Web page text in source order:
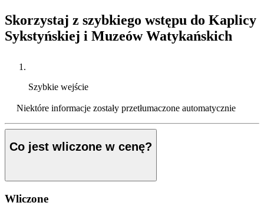
Skorzystaj z szybkiego wstępu do Kaplicy
Sykstyńskiej i Muzeów Watykańskich
Szybkie wejście
Niektóre informacje zostały przetłumaczone automatycznie
Co jest wliczone w cenę?
Wliczone